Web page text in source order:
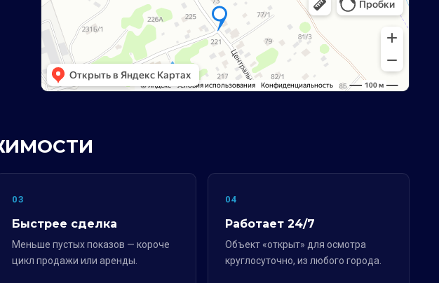
03
Быстрее сделка
Меньше пустых показов — короче
цикл продажи или аренды.
04
Работает 24/7
Объект «открыт» для осмотра
круглосуточно, из любого города.